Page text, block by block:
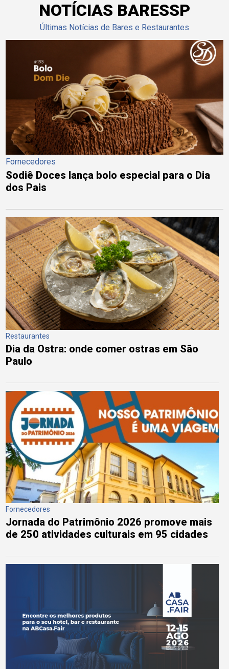
NOTÍCIAS BARESSP
Últimas Notícias de Bares e Restaurantes
Fornecedores
Sodiê Doces lança bolo especial para o Dia
dos Pais
Restaurantes
Dia da Ostra: onde comer ostras em São
Paulo
Fornecedores
Jornada do Patrimônio 2026 promove mais
de 250 atividades culturais em 95 cidades